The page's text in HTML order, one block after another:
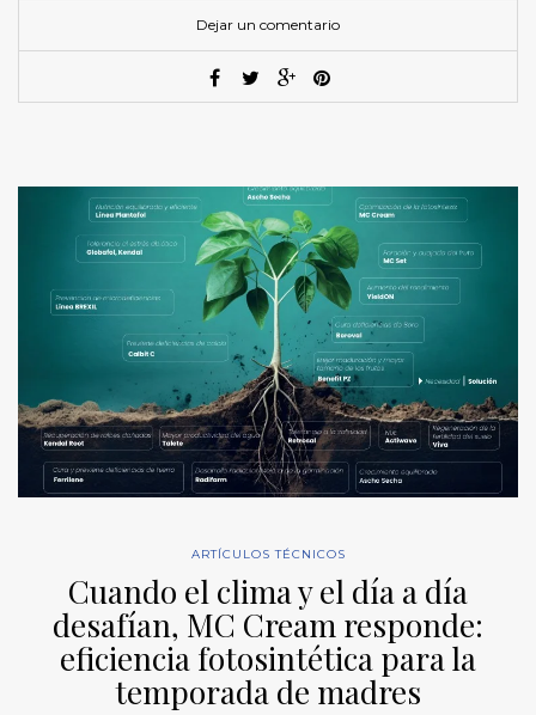
Dejar un comentario
ARTÍCULOS TÉCNICOS
Cuando el clima y el día a día
desafían, MC Cream responde:
eficiencia fotosintética para la
temporada de madres